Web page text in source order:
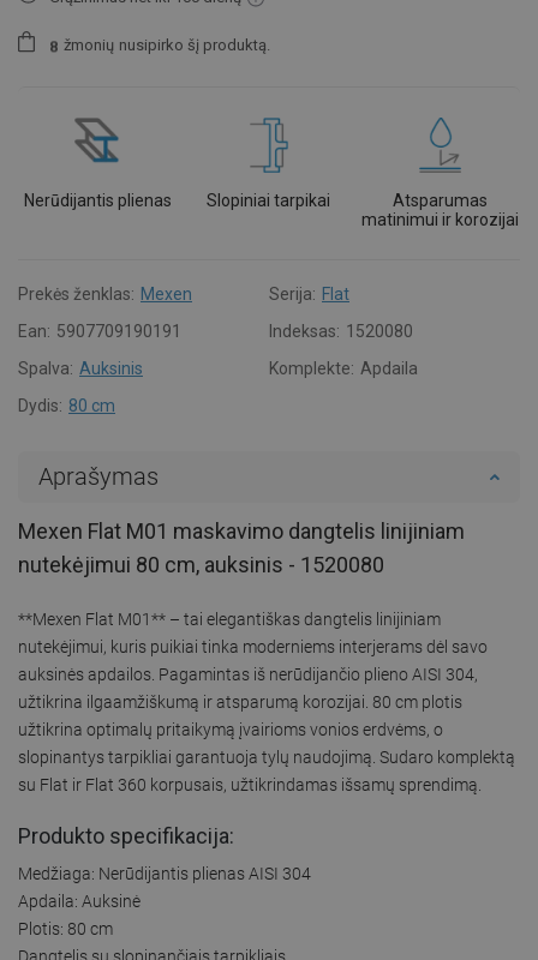
8 žmonių nusipirko šį produktą.
Nerūdijantis plienas Slopiniai tarpikai
Atsparumas
matinimui ir korozijai
Prekės ženklas: Mexen Serija: Flat
Ean: 5907709190191 Indeksas: 1520080
Spalva: Auksinis Komplekte: Apdaila
Dydis: 80 cm
Aprašymas
Mexen Flat M01 maskavimo dangtelis linijiniam
nutekėjimui 80 cm, auksinis - 1520080
**Mexen Flat M01** – tai elegantiškas dangtelis linijiniam
nutekėjimui, kuris puikiai tinka moderniems interjerams dėl savo
auksinės apdailos. Pagamintas iš nerūdijančio plieno AISI 304,
užtikrina ilgaamžiškumą ir atsparumą korozijai. 80 cm plotis
užtikrina optimalų pritaikymą įvairioms vonios erdvėms, o
slopinantys tarpikliai garantuoja tylų naudojimą. Sudaro komplektą
su Flat ir Flat 360 korpusais, užtikrindamas išsamų sprendimą.
Produkto specifikacija:
Medžiaga: Nerūdijantis plienas AISI 304
Apdaila: Auksinė
Plotis: 80 cm
Dangtelis su slopinančiais tarpikliais